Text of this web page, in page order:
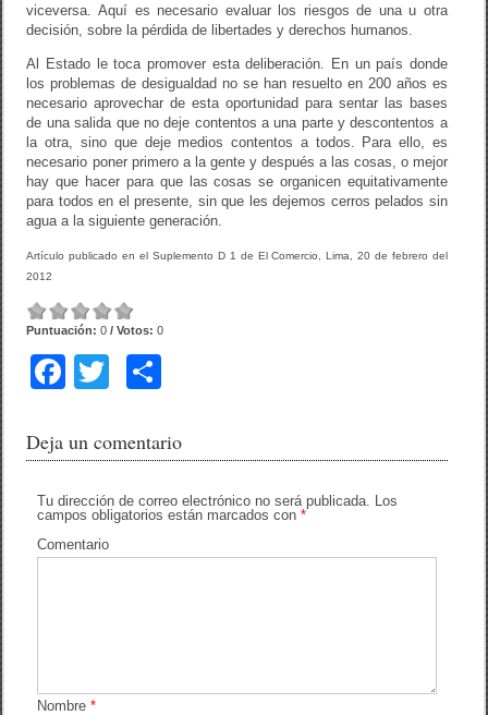
viceversa. Aquí es necesario evaluar los riesgos de una u otra
decisión, sobre la pérdida de libertades y derechos humanos.
Al Estado le toca promover esta deliberación. En un país donde
los problemas de desigualdad no se han resuelto en 200 años es
necesario aprovechar de esta oportunidad para sentar las bases
de una salida que no deje contentos a una parte y descontentos a
la otra, sino que deje medios contentos a todos. Para ello, es
necesario poner primero a la gente y después a las cosas, o mejor
hay que hacer para que las cosas se organicen equitativamente
para todos en el presente, sin que les dejemos cerros pelados sin
agua a la siguiente generación.
Artículo publicado en el Suplemento D 1 de El Comercio, Lima, 20 de febrero del
2012
Puntuación:0 / Votos:0
F
c
b
o
T
tt
m
ar
Deja un comentario
Tu dirección de correo electrónico no será publicada. Los
campos obligatorios están marcados con*
Comentario
Nombre*